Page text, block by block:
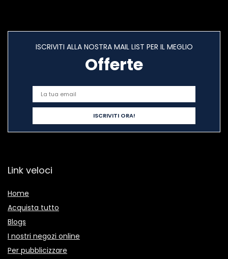
ISCRIVITI ALLA NOSTRA MAIL LIST PER IL MEGLIO
Offerte
Link veloci
Home
Acquista tutto
Blogs
I nostri negozi online
Per pubblicizzare